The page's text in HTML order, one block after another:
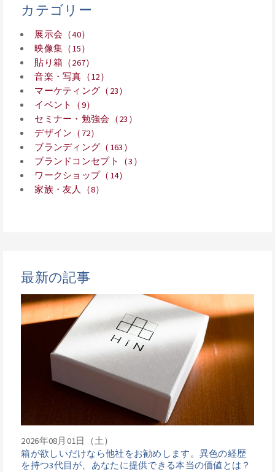
カテゴリー
展示会（40）
映像集（15）
貼り箱（267）
音楽・写真（12）
マーケティング（23）
イベント（9）
セミナー・勉強会（23）
デザイン（72）
ブランディング（163）
ブランドコンセプト（3）
ワークショップ（14）
家族・友人（8）
最新の記事
2026年08月01日（土）
箱が欲しいだけなら他社をお勧めします。異色の経歴
を持つ3代目が、あなたに提供できる本当の価値とは？